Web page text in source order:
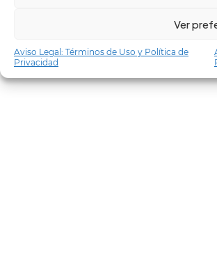
Ver
Aviso Legal: Términos de Uso y Política de
Privacidad